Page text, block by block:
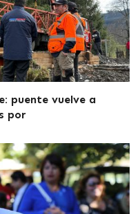
puente vuelve a
por